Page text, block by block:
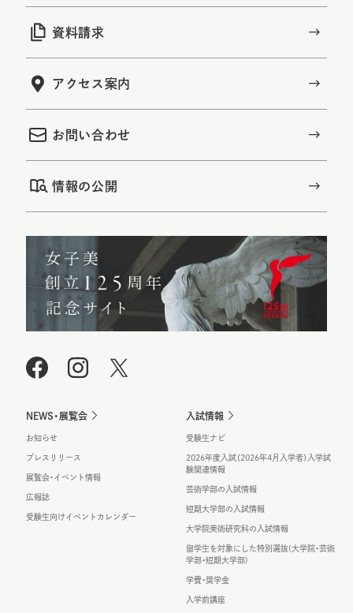
資料請求
アクセス案内
お問い合わせ
情報の公開
NEWS・展覧会
お知らせ
プレスリリース
展覧会・イベント情報
広報誌
受験生向けイベントカレンダー
入試情報
受験生ナビ
2026年度入試（2026年4月入学者）入学試
験関連情報
芸術学部の入試情報
短期大学部の入試情報
大学院美術研究科の入試情報
留学生を対象にした特別選抜(大学院・芸術
学部・短期大学部)
学費・奨学金
入学前講座